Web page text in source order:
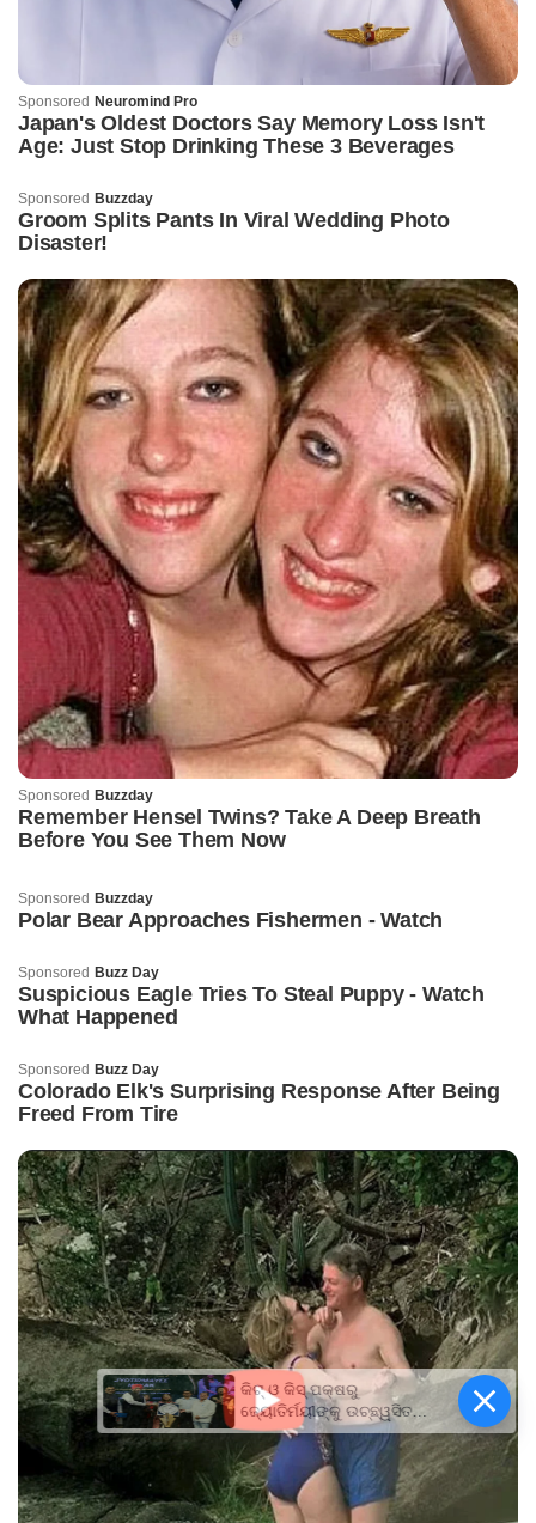
କିଟ୍‍ ଓ କିସ୍‍ ପକ୍ଷରୁ
ଜ୍ୟୋତିର୍ମୟୀଙ୍କୁ ଉଚ୍ଛ୍ୱସିତ
ସମ୍ବର୍ଦ୍ଧନା; ୫ଲକ୍ଷ ଟଙ୍କାର
ପ୍ରୋତ୍ସାହନ ରାଶି ପ୍ରଦାନ